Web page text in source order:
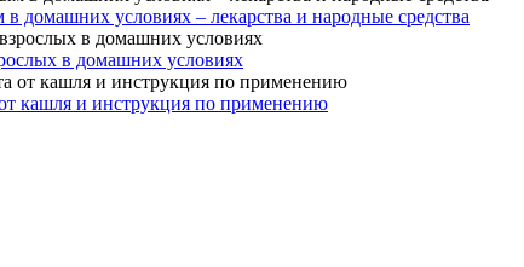
домашних условиях – лекарства и народные средства
в домашних условиях
кашля и инструкция по применению